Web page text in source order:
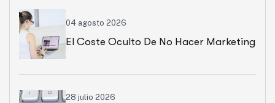
04 agosto 2026
El Coste Oculto De No Hacer Marketing
28 julio 2026